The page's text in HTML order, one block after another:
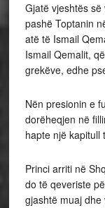
Gjatë vjeshtës
pashë Toptanin
atë të Ismail
Ismail Qemalit,
grekëve, edhe
Nën presionin e
dorëheqjen në
hapte një kapitull
Princi arriti në
do të qeveriste
gjashtë muaj